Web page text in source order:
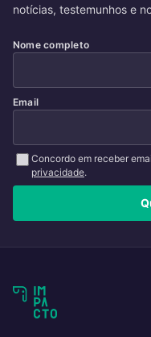
notícias, testemunhos e
Nome completo
Email
Concordo em receber
privacidade.